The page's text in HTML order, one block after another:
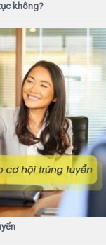
không?